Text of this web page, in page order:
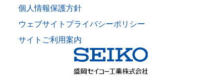
個人情報保護方針
ウェブサイトプライバシーポリシー
サイトご利用案内